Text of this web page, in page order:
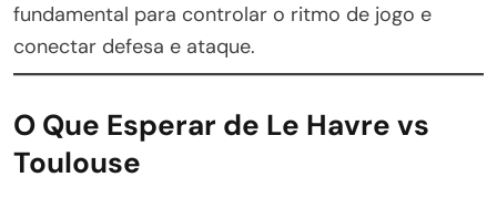
fundamental para controlar o ritmo de jogo e
conectar defesa e ataque.
O Que Esperar de Le Havre vs
Toulouse